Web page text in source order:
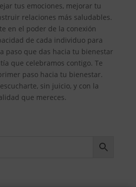
tus emociones, mejorar tu
relaciones más saludables.
en el poder de la conexión
de cada individuo para
paso que das hacia tu bienestar
que celebramos contigo. Te
paso hacia tu bienestar.
sin juicio, y con la
que mereces.